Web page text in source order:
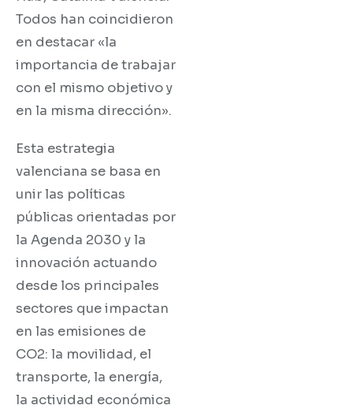
Todos han coincidieron
en destacar «la
importancia de trabajar
con el mismo objetivo y
en la misma dirección».
Esta estrategia
valenciana se basa en
unir las políticas
públicas orientadas por
la Agenda 2030 y la
innovación actuando
desde los principales
sectores que impactan
en las emisiones de
CO2: la movilidad, el
transporte, la energía,
la actividad económica